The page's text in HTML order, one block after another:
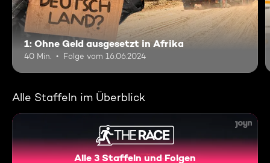
1: Ohne Geld ausgesetzt in Afrika
40 Min. Folge vom 16.06.2024
Alle Staffeln im Überblick
Alle 3 Staffeln und Folgen